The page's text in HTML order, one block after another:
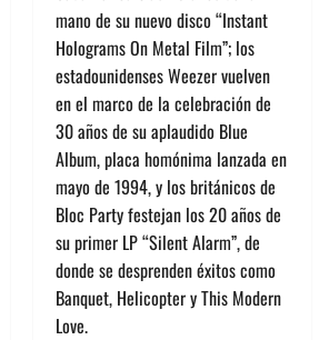
mano de su nuevo disco “Instant
Holograms On Metal Film”; los
estadounidenses Weezer vuelven
en el marco de la celebración de
30 años de su aplaudido Blue
Album, placa homónima lanzada en
mayo de 1994, y los británicos de
Bloc Party festejan los 20 años de
su primer LP “Silent Alarm”, de
donde se desprenden éxitos como
Banquet, Helicopter y This Modern
Love.